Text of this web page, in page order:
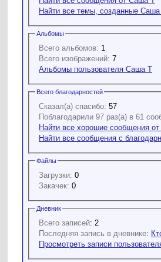
Найти все темы, созданные
Альбомы
Всего альбомов: 1
Всего изображений: 7
Альбомы пользователя Саша Т
Всего благодарностей
Сказал(а) спасибо: 57
Поблагодарили 97 раз(а) в 61
Найти все хорошие сообщения
Найти все сообщения с
Файлы
Загрузки: 0
Закачек: 0
Дневник
Всего записей: 2
Последняя запись в дневнике:
Просмотреть записи